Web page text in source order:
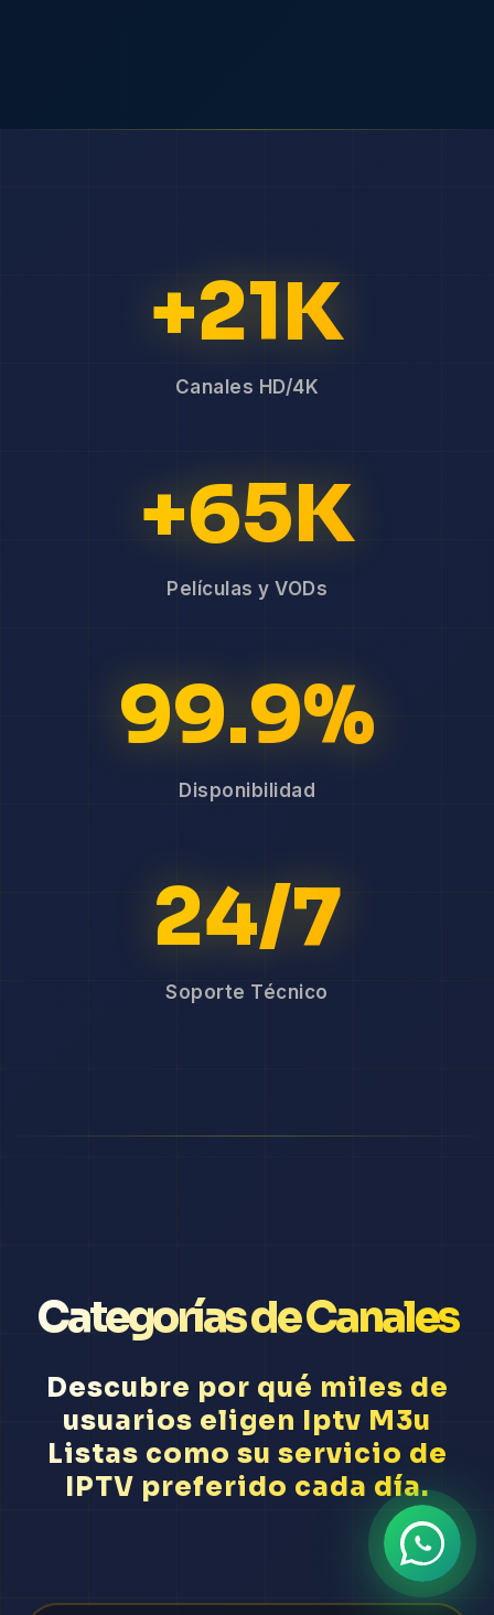
+21K
Canales HD/4K
+65K
Películas y VODs
99.9%
Disponibilidad
24/7
Soporte Técnico
Categorías de Canales
Descubre por qué miles de
usuarios eligen Iptv M3u
Listas como su servicio de
IPTV preferido cada día.